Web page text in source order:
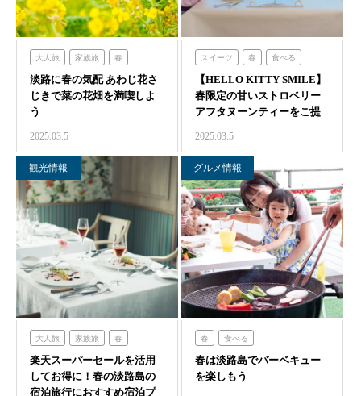
大人旅 家族旅 春
食べる 体験する
農家レストラン「陽・燦燦」
海神人の食卓
淡路に春の気配 あわじ花さ
じきで菜の花畑を満喫しよ
う
2025.03.5
スイーツ 春 食べる
ハローキティスマイル
【HELLO KITTY SMILE】
春限定の甘いストロベリー
アフタヌーンティーをご提
2025.03.5
観光情報
大人旅 家族旅 春
食べる 体験する
フレンチの森 グランシャリオ
楽天スーパーセールを活用
してお得に！春の淡路島の
宿泊旅行におすすめ宿泊プ
グルメ情報
春 食べる
オーシャンテラス
グランシャリオ
春は淡路島でバーベキュー
を楽しもう